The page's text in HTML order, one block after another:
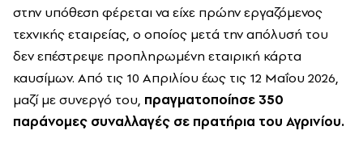
στην υπόθεση φέρεται να είχε πρώην εργαζόμενος
τεχνικής εταιρείας, ο οποίος μετά την απόλυσή του
δεν επέστρεψε προπληρωμένη εταιρική κάρτα
καυσίμων. Από τις 10 Απριλίου έως τις 12 Μαΐου 2026,
μαζί με συνεργό του, πραγματοποίησε 350
παράνομες συναλλαγές σε πρατήρια του Αγρινίου.